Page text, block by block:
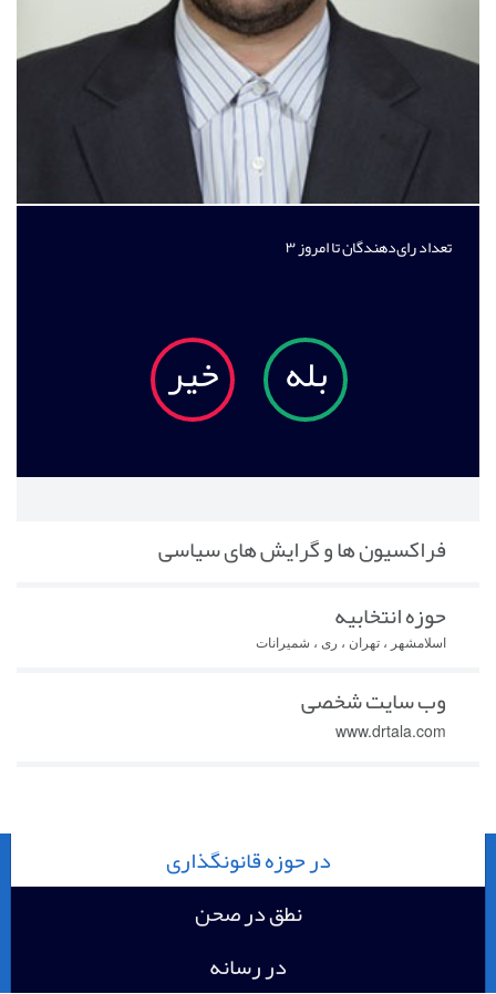
تعداد رای‌دهندگان تا امروز۳
بله خیر
فراکسیون ها و گرایش های سیاسی
حوزه انتخابیه
اسلامشهر ، تهران ، ری ، شمیرانات
وب سایت شخصی
www.drtala.com
در حوزه قانونگذاری
نطق در صحن
در رسانه